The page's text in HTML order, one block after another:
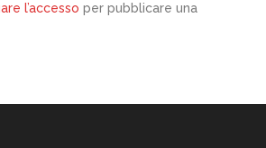
l’accesso per pubblicare una